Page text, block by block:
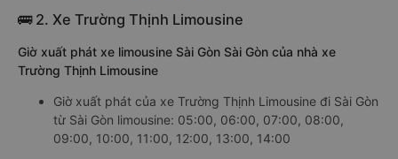
🚌 2. Xe Trường Thịnh Limousine
Giờ xuất phát xe limousine Sài Gòn Sài Gòn của nhà xe
Trường Thịnh Limousine
Giờ xuất phát của xe Trường Thịnh Limousine đi Sài Gòn
từ Sài Gòn limousine: 05:00, 06:00, 07:00, 08:00,
09:00, 10:00, 11:00, 12:00, 13:00, 14:00